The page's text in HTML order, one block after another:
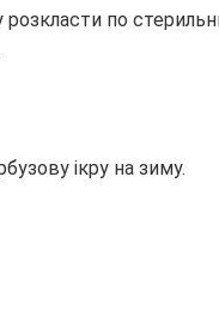
по
ікру на зиму.